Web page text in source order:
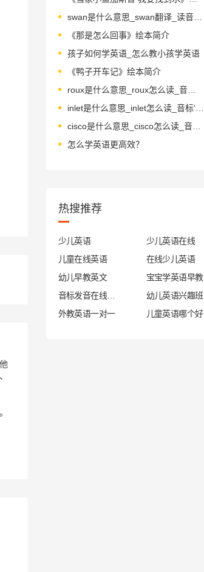
swan是什么意思_swan翻译_读音_用法_翻译
《那是怎么回事》绘本简介
孩子如何学英语_怎么教小孩学英语
《鸭子开车记》绘本简介
roux是什么意思_roux怎么读_音标ru-
cisco是什么意思_cisco怎么读_音标'sɪskəʊ
怎么学英语更高效？
热搜推荐
少儿英语
少儿英语在线
儿童在线英语
在线少儿英语
幼儿早教英文
宝宝学英语早教
幼儿英语兴趣班
外教英语一对一
儿童英语哪个好